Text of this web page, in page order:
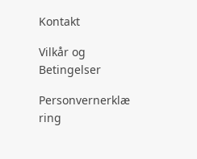
Kontakt
Vilkår og
Betingelser
Personvernerklæ
ring